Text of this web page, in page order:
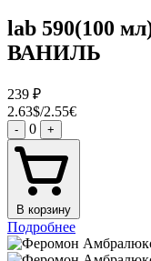
lab 590(100
ВАНИЛЬ
239 ₽
2.63$/2.55€
- 0 +
В корзину
Подробнее